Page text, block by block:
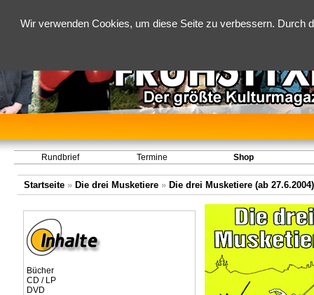
Wir verwenden Cookies, um diese Seite zu verbessern.
Rundbrief Termine Shop
Startseite» Die drei Musketiere» Die drei Musketiere (ab 27.6.2004)
Bücher
CD / LP
DVD